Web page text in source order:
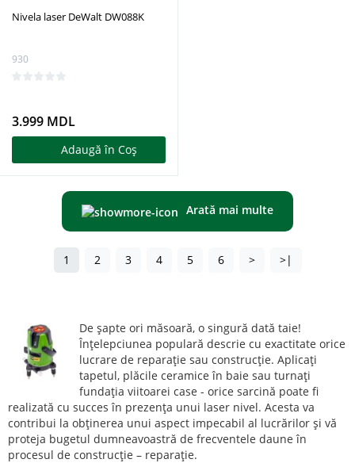
Nivela laser DeWalt DW088K
930
3.999 MDL
Adaugă în Coş
Arată mai multe
1 2 3 4 5 6 > >|
De șapte ori măsoară, o singură dată taie!
Înțelepciunea populară descrie cu exactitate orice
lucrare de reparație sau construcție. Aplicați
tapetul, plăcile ceramice în baie sau turnați
fundația viitoarei case - orice sarcină poate fi
realizată cu succes în prezența unui laser nivel. Acesta va
contribui la obținerea unui aspect impecabil al lucrărilor și vă
proteja bugetul dumneavoastră de frecventele daune în
procesul de construcție – reparație.